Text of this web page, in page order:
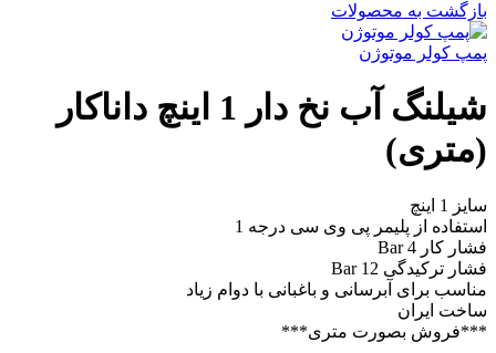
بازگشت به محصولات
پمپ کولر موتوژن
شیلنگ آب نخ دار 1 اینچ داناکار
(متری)
سایز 1 اینچ
استفاده از پلیمر پی وی سی درجه 1
فشار کار 4 Bar
فشار ترکیدگی 12 Bar
مناسب برای آبرسانی و باغبانی با دوام زیاد
ساخت ایران
***فروش بصورت متری***